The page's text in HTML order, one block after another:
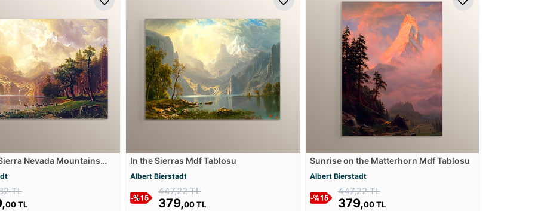
Nevada Mountains
TL
00 TL
In the Sierras Mdf Tablosu
Albert Bierstadt
447,22 TL
379,00 TL
Sunrise on the Matterhorn Mdf Tablosu
Albert Bierstadt
447,22 TL
379,00 TL